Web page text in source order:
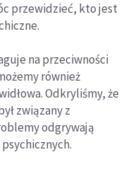
przewidzieć, kto jest
na przeciwności
również
Odkryliśmy, że
związany z
odgrywają